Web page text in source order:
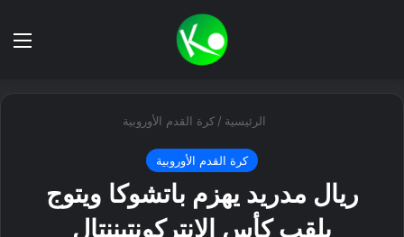
الرئيسية / كرة القدم الأوروبية
كرة القدم الأوروبية
ريال مدريد يهزم باتشوكا ويتوج
بلقب كأس الإنتركونتيننتال